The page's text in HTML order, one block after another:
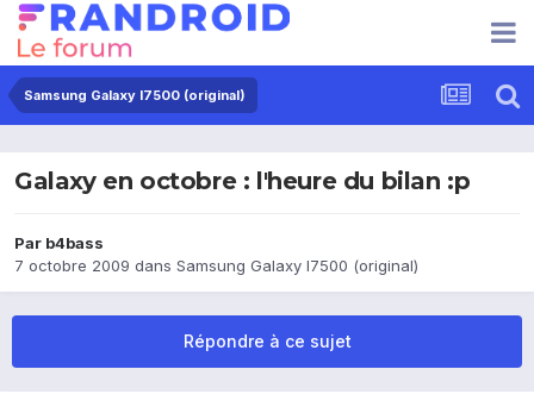
Samsung Galaxy I7500 (original)
Galaxy en octobre : l'heure du bilan :p
Par b4bass
7 octobre 2009 dans Samsung Galaxy I7500 (original)
Répondre à ce sujet